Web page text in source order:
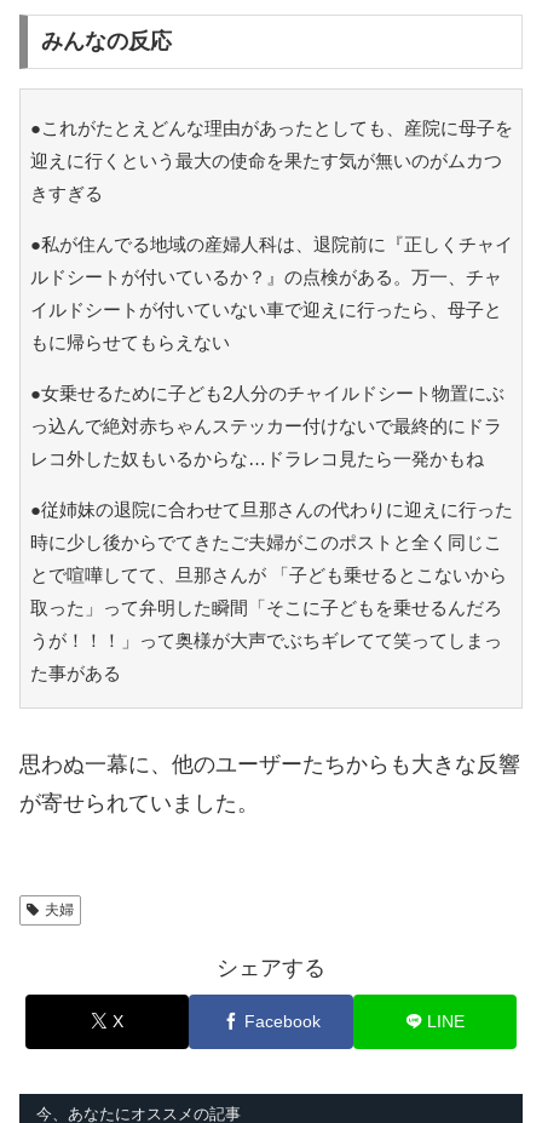
みんなの反応
●これがたとえどんな理由があったとしても、産院に母子を
迎えに行くという最大の使命を果たす気が無いのがムカつ
きすぎる
●私が住んでる地域の産婦人科は、退院前に『正しくチャイ
ルドシートが付いているか？』の点検がある。万一、チャ
イルドシートが付いていない車で迎えに行ったら、母子と
もに帰らせてもらえない
●女乗せるために子ども2人分のチャイルドシート物置にぶ
っ込んで絶対赤ちゃんステッカー付けないで最終的にドラ
レコ外した奴もいるからな…ドラレコ見たら一発かもね
●従姉妹の退院に合わせて旦那さんの代わりに迎えに行った
時に少し後からでてきたご夫婦がこのポストと全く同じこ
とで喧嘩してて、旦那さんが 「子ども乗せるとこないから
取った」って弁明した瞬間「そこに子どもを乗せるんだろ
うが！！！」って奥様が大声でぶちギレてて笑ってしまっ
た事がある
思わぬ一幕に、他のユーザーたちからも大きな反響
が寄せられていました。
夫婦
シェアする
X Facebook LINE
今、あなたにオススメの記事